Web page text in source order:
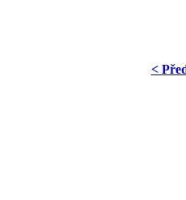
<